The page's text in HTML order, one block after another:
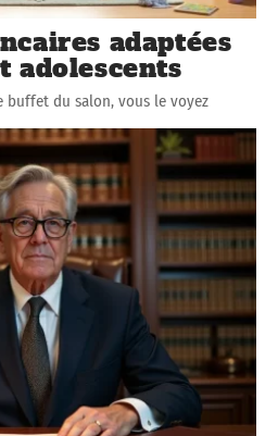
adaptées
adolescents
buffet du salon, vous le voyez